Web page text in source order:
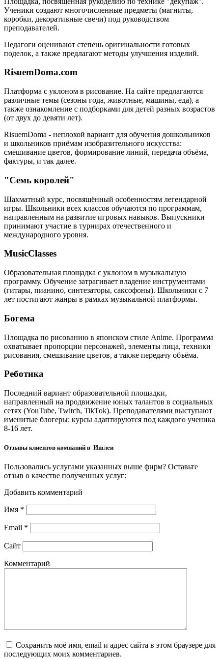
Ученики создают многочисленные предметы (магниты,
коробки, декоративные свечи) под руководством
преподавателей.
Педагоги оценивают степень оригинальности готовых
поделок, а также предлагают методы улучшения изделий.
RisuemDoma.com
Платформа с уклоном в рисование. На сайте предлагаются
различные темы (сезоны года, животные, машины, еда), а
также ознакомление с подборками для детей разных возрастов
(от двух до девяти лет).
RisuemDoma - неплохой вариант для обучения дошкольников
и школьников приёмам изобразительного искусства:
смешивание цветов, формирование линий, передача объёма,
фактуры, и так далее.
"Семь королей"
Шахматный курс, посвящённый особенностям легендарной
игры. Школьники всех классов обучаются по программам,
направленным на развитие игровых навыков. Выпускники
принимают участие в турнирах отечественного и
международного уровня.
MusicClasses
Образовательная площадка с уклоном в музыкальную
программу. Обучение затрагивает владение инструментами
(гитары, пианино, синтезаторы, саксофоны). Школьники с 7
лет постигают жанры в рамках музыкальной платформы.
Богема
Площадка по рисованию в японском стиле Anime. Программа
охватывает пропорции персонажей, элементы лица, техники
рисования, смешивание цветов, а также передачу объёма.
Реботика
Последний вариант образовательной площадки,
направленный на продвижение юных талантов в социальных
сетях (YouTube, Twitch, TikTok). Преподавателями выступают
именитые блогеры: курсы адаптируются под каждого ученика
8-16 лет.
Отзывы клиентов компаний в Ишлеи
Пользовались услугами указанных выше фирм? Оставьте
отзыв о качестве полученных услуг:
Добавить комментарий
Имя *
Email *
Сайт
Комментарий
Сохранить моё имя, email и адрес сайта в этом браузере для
последующих моих комментариев.